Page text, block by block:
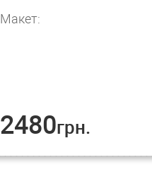
Макет:
2480грн.